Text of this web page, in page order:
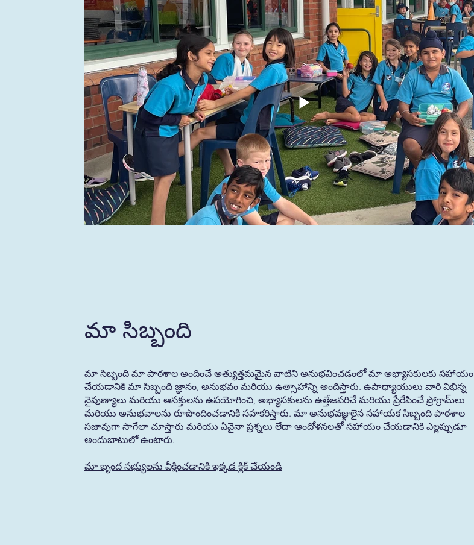
మా సిబ్బంది
మా సిబ్బంది మా పాఠశాల అందించే అత్యుత్తమమైన వాటిని అనుభవించడంలో మా అభ్యాసకులకు సహాయం
చేయడానికి మా సిబ్బంది జ్ఞానం, అనుభవం మరియు ఉత్సాహాన్ని అందిస్తారు. ఉపాధ్యాయులు వారి విభిన్న
నైపుణ్యాలు మరియు ఆసక్తులను ఉపయోగించి, అభ్యాసకులను ఉత్తేజపరిచే మరియు ప్రేరేపించే ప్రోగ్రామ్‌లు
మరియు అనుభవాలను రూపొందించడానికి సహకరిస్తారు. మా అనుభవజ్ఞులైన సహాయక సిబ్బంది పాఠశాల
సజావుగా సాగేలా చూస్తారు మరియు ఏవైనా ప్రశ్నలు లేదా ఆందోళనలతో సహాయం చేయడానికి ఎల్లప్పుడూ
అందుబాటులో ఉంటారు.
మా బృంద సభ్యులను వీక్షించడానికి ఇక్కడ క్లిక్ చేయండి